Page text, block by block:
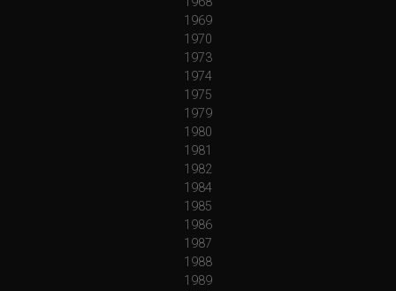
1969
1970
1973
1974
1975
1979
1980
1981
1982
1984
1985
1986
1987
1988
1989